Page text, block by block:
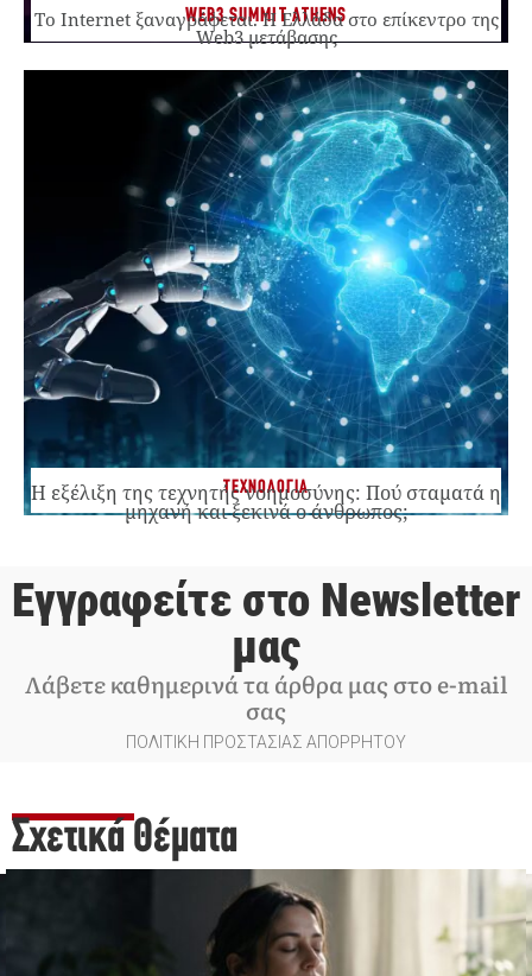
WEB3 SUMMIT ATHENS
Το Internet ξαναγράφεται. Η Ελλάδα στο επίκεντρο της
Web3 μετάβασης
ΤΕΧΝΟΛΟΓΙΑ
Η εξέλιξη της τεχνητής νοημοσύνης: Πού σταματά η
μηχανή και ξεκινά ο άνθρωπος;
Εγγραφείτε στο Newsletter
μας
Λάβετε καθημερινά τα άρθρα μας στο e-mail
σας
ΠΟΛΙΤΙΚΗ ΠΡΟΣΤΑΣΙΑΣ ΑΠΟΡΡΗΤΟΥ
Σχετικά Θέματα